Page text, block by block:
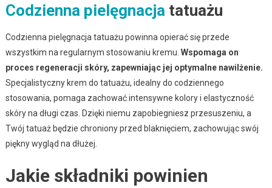
Codzienna pielęgnacja tatuażu
Codzienna pielęgnacja tatuażu powinna opierać się przede
wszystkim na regularnym stosowaniu kremu. Wspomaga on
proces regeneracji skóry, zapewniając jej optymalne nawilżenie.
Specjalistyczny krem do tatuażu, idealny do codziennego
stosowania, pomaga zachować intensywne kolory i elastyczność
skóry na długi czas. Dzięki niemu zapobiegniesz przesuszeniu, a
Twój tatuaż będzie chroniony przed blaknięciem, zachowując swój
piękny wygląd na dłużej.
Jakie składniki powinien